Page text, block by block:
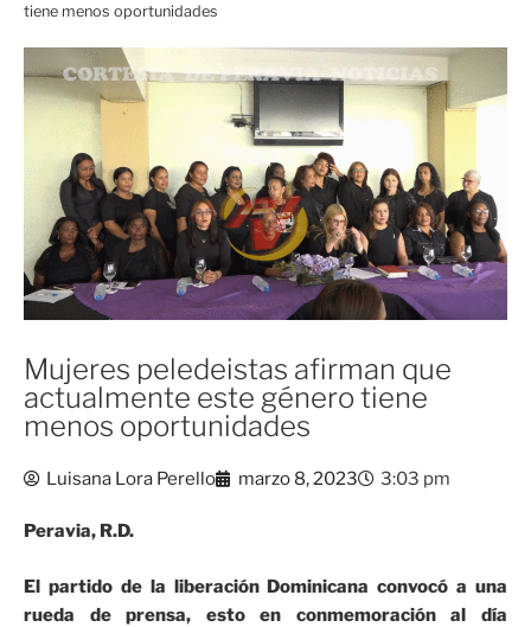
tiene menos oportunidades
Mujeres peledeistas afirman que
actualmente este género tiene
menos oportunidades
Luisana Lora Perello marzo 8, 2023 3:03 pm
Peravia, R.D.
El partido de la liberación Dominicana convocó a una
rueda de prensa, esto en conmemoración al día